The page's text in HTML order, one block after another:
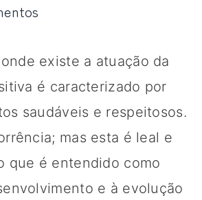
existe a atuação da
é caracterizado por
saudáveis e respeitosos.
mas esta é leal e
que é entendido como
e à evolução